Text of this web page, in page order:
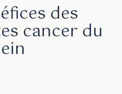
des
cancer du